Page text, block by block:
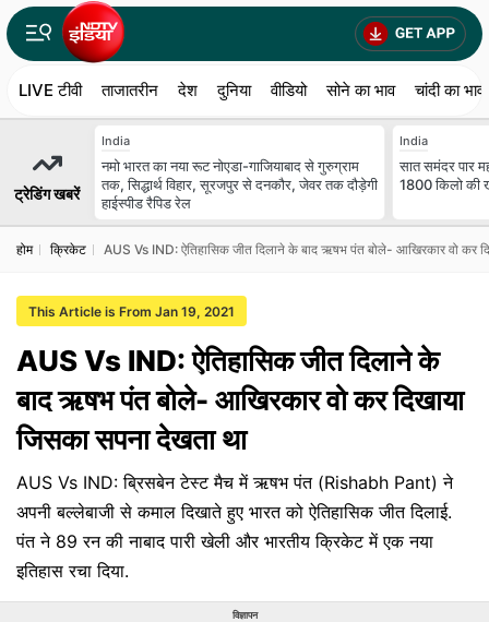
LIVE टीवी ताजातरीन देश दुनिया वीडियो सोने का भाव चांदी का भाव
ट्रेडिंग खबरें
India
नमो भारत का नया रूट नोएडा-गाजियाबाद से गुरुग्राम
तक, सिद्धार्थ विहार, सूरजपुर से दनकौर, जेवर तक दौड़ेगी
हाईस्पीड रैपिड रेल
India
सात समंदर पार
1800 किलो की
होम क्रिकेट AUS Vs IND: ऐतिहासिक जीत दिलाने के बाद ऋषभ पंत बोले- आखिरकार वो कर
This Article is From Jan 19, 2021
AUS Vs IND: ऐतिहासिक जीत दिलाने के
बाद ऋषभ पंत बोले- आखिरकार वो कर दिखाया
जिसका सपना देखता था
AUS Vs IND: ब्रिसबेन टेस्ट मैच में ऋषभ पंत (Rishabh Pant) ने
अपनी बल्लेबाजी से कमाल दिखाते हुए भारत को ऐतिहासिक जीत दिलाई.
पंत ने 89 रन की नाबाद पारी खेली और भारतीय क्रिकेट में एक नया
इतिहास रचा दिया.
विज्ञापन